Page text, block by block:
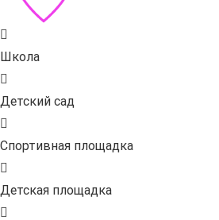
Школа
Детский сад
Спортивная площадка
Детская площадка